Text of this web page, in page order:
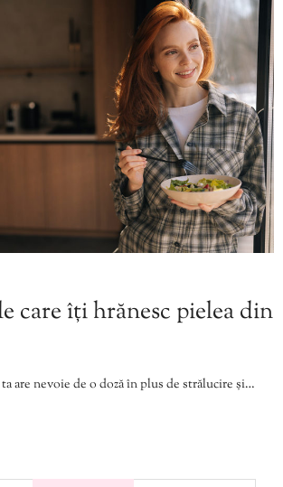
care îți hrănesc pielea din
are nevoie de o doză în plus de strălucire și…